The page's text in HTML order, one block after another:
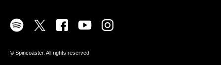
©︎ Spincoaster. All rights reserved.